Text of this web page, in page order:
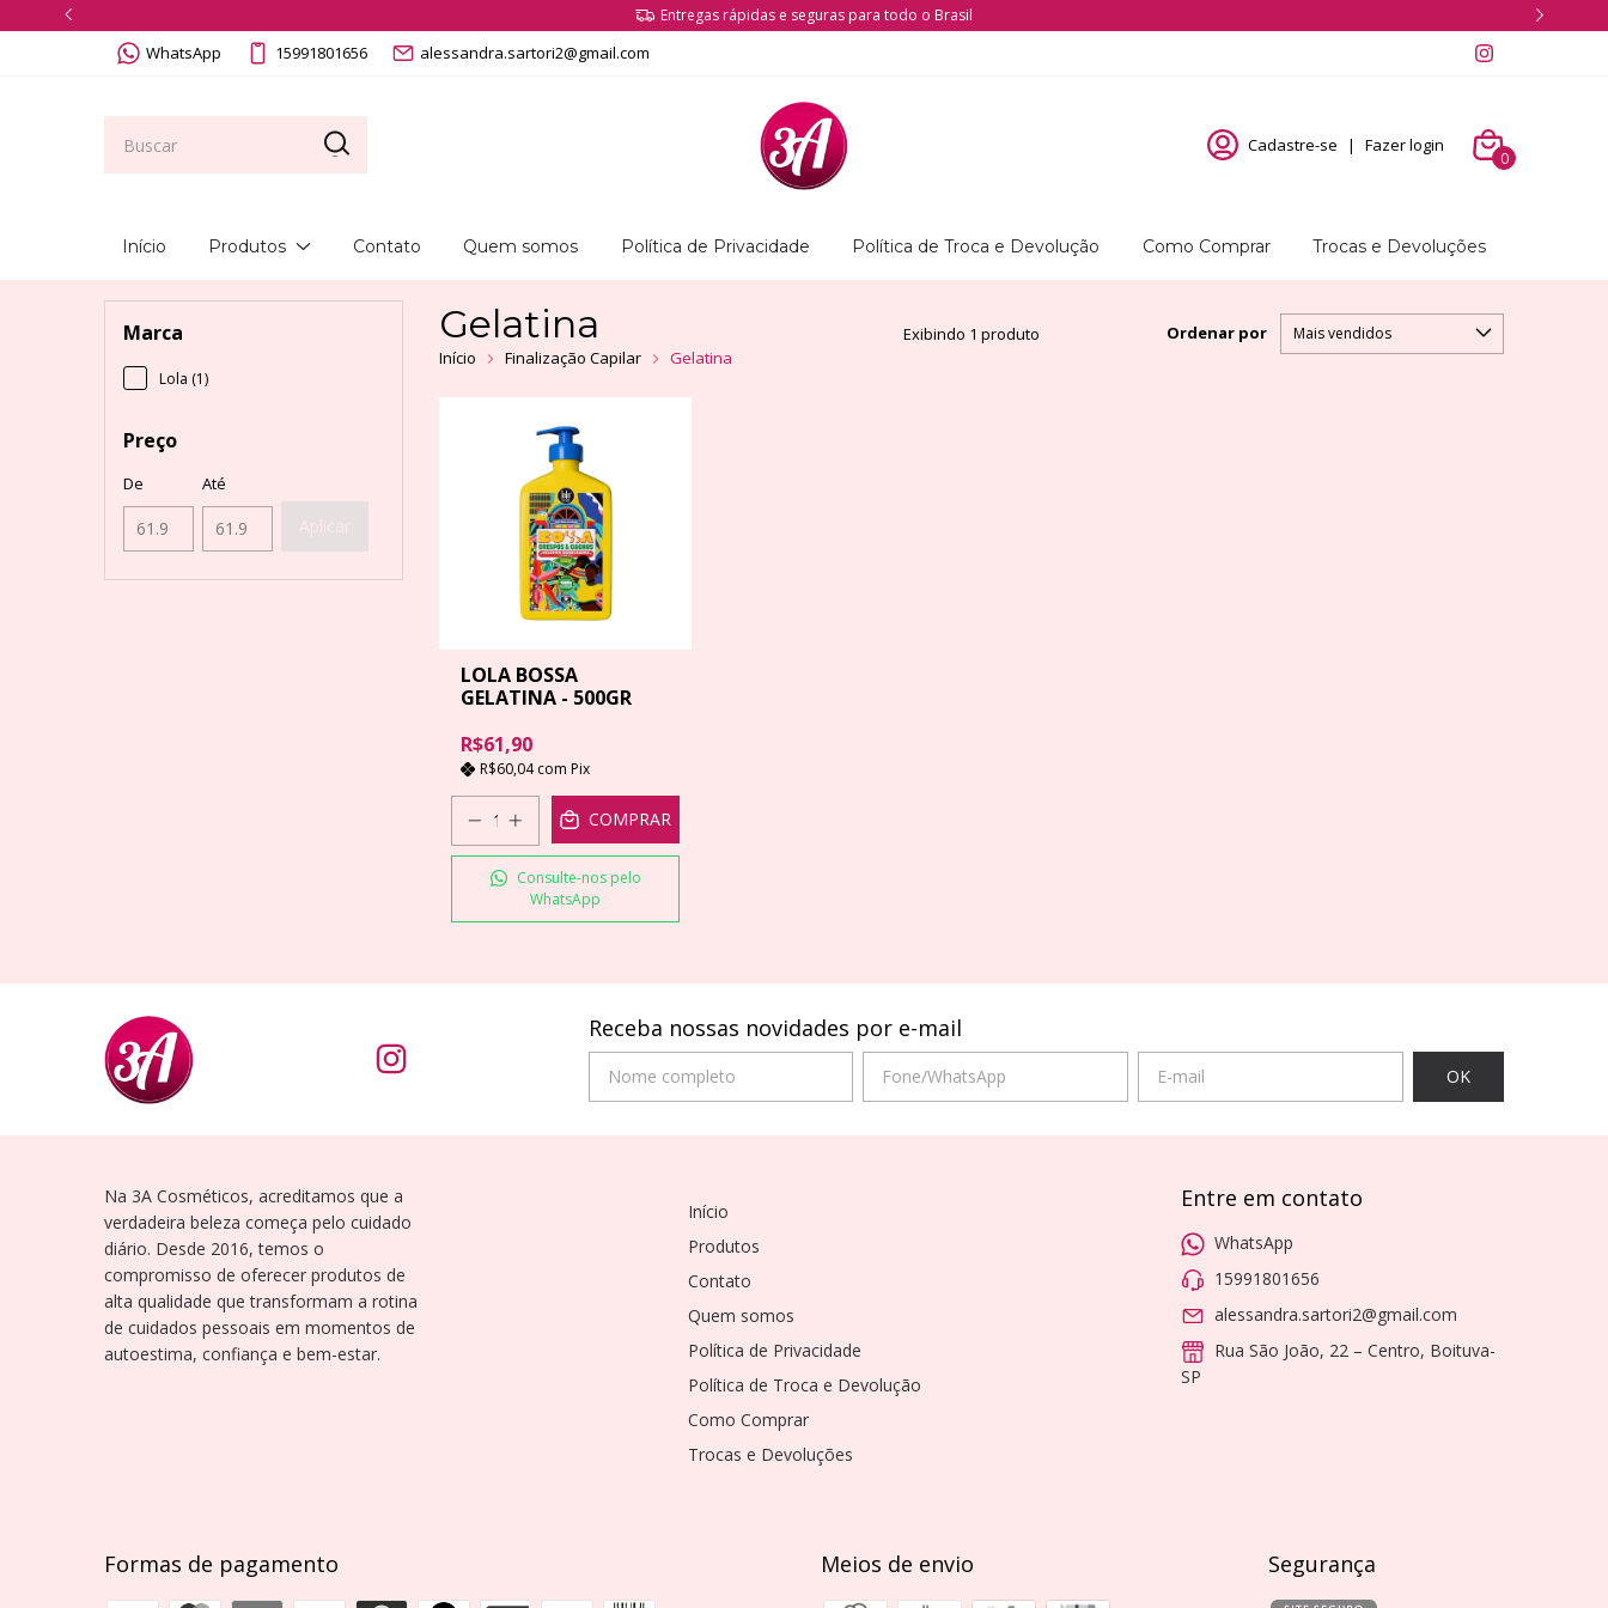
Entregas rápidas e seguras para todo o Brasil
WhatsApp 15991801656 alessandra.sartori2@gmail.com
Cadastre-se | Fazer login
0
Início Produtos Contato Quem somos Política de Privacidade Política de Troca e Devolução Como Comprar Trocas e Devoluções
Marca
Lola (1)
Preço
De Até
Aplicar
Gelatina
Início Finalização Capilar Gelatina
Exibindo 1 produto Ordenar por
LOLA BOSSA
GELATINA - 500GR
R$61,90
R$60,04com Pix
COMPRAR
Consulte-nos pelo
WhatsApp
Receba nossas novidades por e-mail
Na 3A Cosméticos, acreditamos que a
verdadeira beleza começa pelo cuidado
diário. Desde 2016, temos o
compromisso de oferecer produtos de
alta qualidade que transformam a rotina
de cuidados pessoais em momentos de
autoestima, confiança e bem-estar.
Início
Produtos
Contato
Quem somos
Política de Privacidade
Política de Troca e Devolução
Como Comprar
Trocas e Devoluções
Entre em contato
WhatsApp
15991801656
alessandra.sartori2@gmail.com
Rua São João, 22 – Centro, Boituva-
SP
Formas de pagamento Meios de envio Segurança